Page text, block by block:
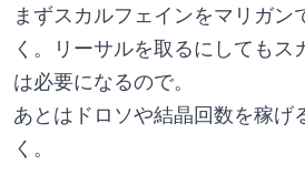
まずスカルフェインをマリガン
く。リーサルを取るにしてもス
は必要になるので。
あとはドロソや結晶回数を稼げ
く。